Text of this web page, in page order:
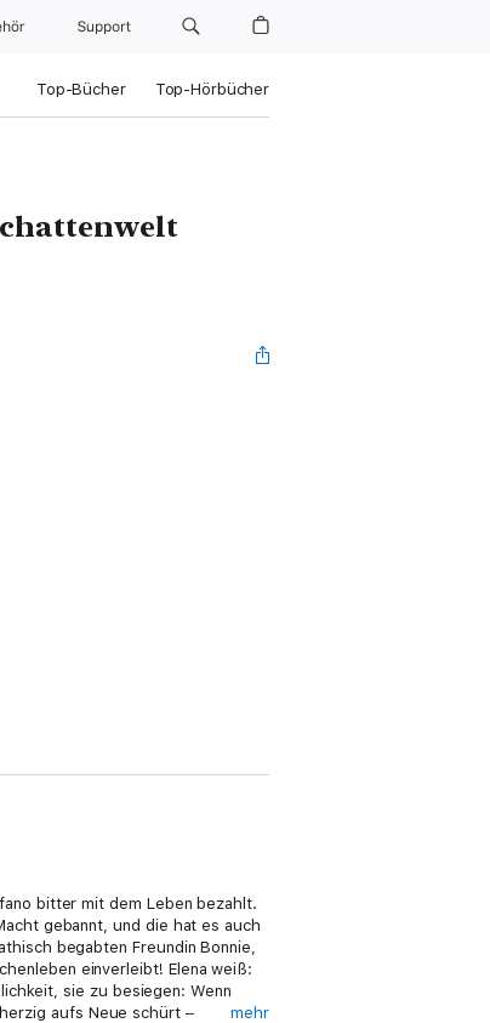
Support
Top-Bücher Top-Hörbücher
bitter mit dem Leben bezahlt.
gebannt, und die hat es auch
begabten Freundin Bonnie,
einverleibt! Elena weiß:
sie zu besiegen: Wenn
aufs Neue schürt –
mehr